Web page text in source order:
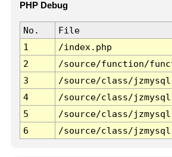
PHP Debug
No. File
1
/index.php
2
/source/function/
3
/source/class/
4
/source/class/
5
/source/class/
6
/source/class/